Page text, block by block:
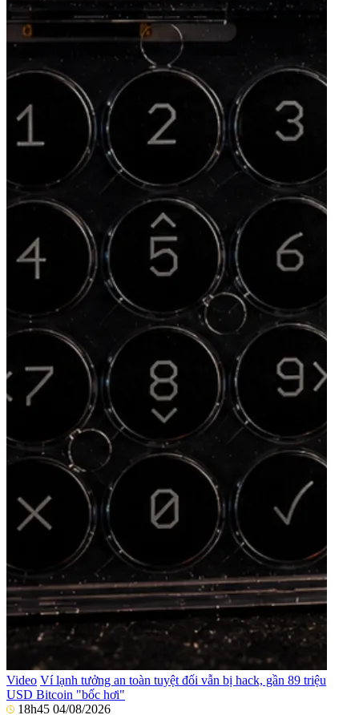
Video Ví lạnh tưởng an toàn tuyệt đối vẫn bị hack, gần 89 triệu
USD Bitcoin "bốc hơi"
18h45 04/08/2026